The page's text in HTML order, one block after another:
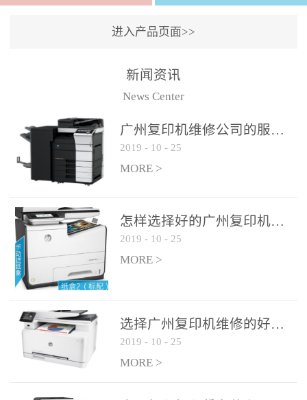
进入产品页面>>
新闻资讯
News Center
广州复印机维修公司的服务如何?
2019 - 10 - 25
MORE >
怎样选择好的广州复印机维修公司?
2019 - 10 - 25
MORE >
选择广州复印机维修的好处有哪些?
2019 - 10 - 25
MORE >